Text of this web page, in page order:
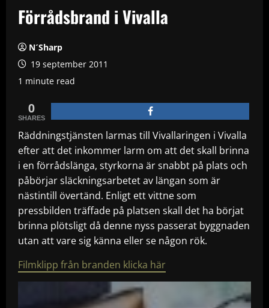
Förrådsbrand i Vivalla
N´Sharp
19 september 2011
1 minute read
0
SHARES
Räddningstjänsten larmas till Vivallaringen i Vivalla
efter att det inkommer larm om att det skall brinna
i en förrådslänga, styrkorna är snabbt på plats och
påbörjar släckningsarbetet av längan som är
nästintill övertänd. Enligt ett vittne som
pressbilden träffade på platsen skall det ha börjat
brinna plötsligt då denne nyss passerat byggnaden
utan att vare sig känna eller se någon rök.
Filmklipp från branden klicka här